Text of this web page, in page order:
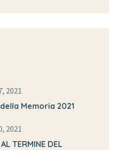
2021
Memoria 2021
2021
TERMINE DEL